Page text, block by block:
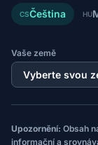
CSČeština HU
Vaše země
Upozornění: Obsah
informační a